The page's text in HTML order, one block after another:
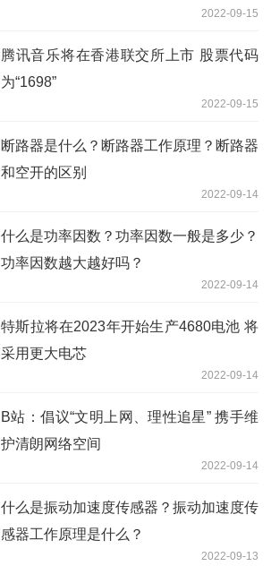
2022-09-15
腾讯音乐将在香港联交所上市 股票代码
为“1698”
2022-09-15
断路器是什么？断路器工作原理？断路器
和空开的区别
2022-09-14
什么是功率因数？功率因数一般是多少？
功率因数越大越好吗？
2022-09-14
特斯拉将在2023年开始生产4680电池 将
采用更大电芯
2022-09-14
B站：倡议“文明上网、理性追星” 携手维
护清朗网络空间
2022-09-14
什么是振动加速度传感器？振动加速度传
感器工作原理是什么？
2022-09-13